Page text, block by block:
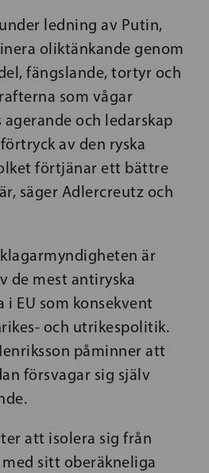
ledning av Putin,
oliktänkande genom
fängslande, tortyr och
som vågar
och ledarskap
av den ryska
förtjänar ett bättre
säger Adlercreutz och
är
de mest antiryska
EU som konsekvent
och utrikespolitik.
påminner att
försvagar sig själv
att isolera sig från
sitt oberäkneliga